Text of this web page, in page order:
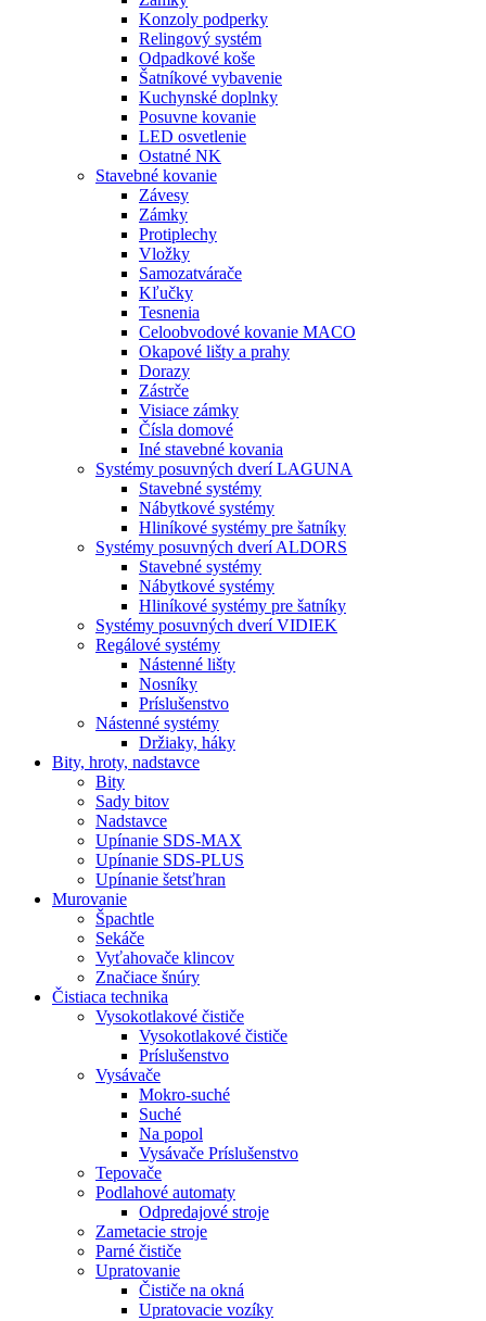
Konzoly podperky
Relingový systém
Odpadkové koše
Šatníkové vybavenie
Kuchynské doplnky
Posuvne kovanie
LED osvetlenie
Ostatné NK
Stavebné kovanie
Závesy
Zámky
Protiplechy
Vložky
Samozatvárače
Kľučky
Tesnenia
Celoobvodové kovanie MACO
Okapové lišty a prahy
Dorazy
Zástrče
Visiace zámky
Čísla domové
Iné stavebné kovania
Systémy posuvných dverí LAGUNA
Stavebné systémy
Nábytkové systémy
Hliníkové systémy pre šatníky
Systémy posuvných dverí ALDORS
Stavebné systémy
Nábytkové systémy
Hliníkové systémy pre šatníky
Systémy posuvných dverí VIDIEK
Regálové systémy
Nástenné lišty
Nosníky
Príslušenstvo
Nástenné systémy
Držiaky, háky
Bity, hroty, nadstavce
Bity
Sady bitov
Nadstavce
Upínanie SDS-MAX
Upínanie SDS-PLUS
Upínanie šetsťhran
Murovanie
Špachtle
Sekáče
Vyťahovače klincov
Značiace šnúry
Čistiaca technika
Vysokotlakové čističe
Vysokotlakové čističe
Príslušenstvo
Vysávače
Mokro-suché
Suché
Na popol
Vysávače Príslušenstvo
Tepovače
Podlahové automaty
Odpredajové stroje
Zametacie stroje
Parné čističe
Upratovanie
Čističe na okná
Upratovacie vozíky